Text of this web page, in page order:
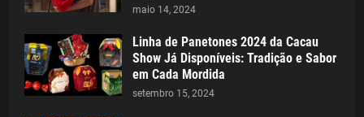
maio 14, 2024
Linha de Panetones 2024 da Cacau
Show Já Disponíveis: Tradição e Sabor
em Cada Mordida
setembro 15, 2024